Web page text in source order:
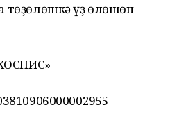
төҙөлөшкә үҙ өлөшөн